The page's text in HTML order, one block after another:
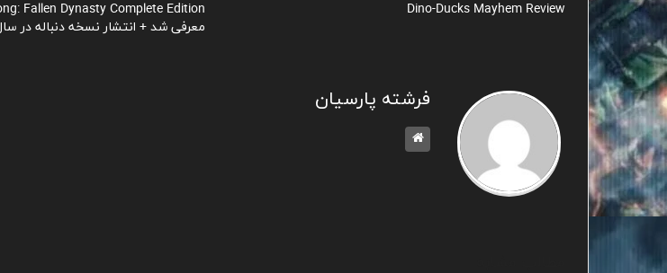
معرفی شد + انتشار نسخه دنباله در سال
Dino-Ducks Mayhem Review
فرشته پارسیان